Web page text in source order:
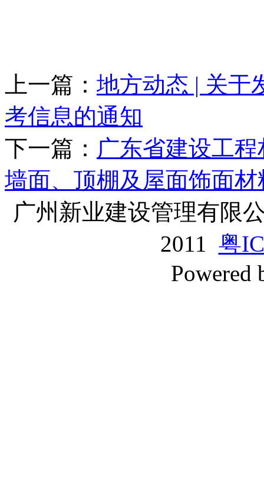
上一篇： 地方动态 | 关于
考信息的通知
下一篇： 广东省建设工
墙面、顶棚及屋面饰面
广州新业建设管理有限
2011 粤
Powered